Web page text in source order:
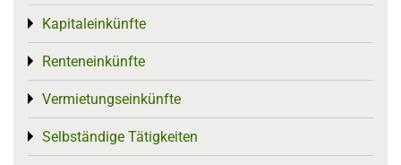
Kapitaleinkünfte
Toggle menu
Renteneinkünfte
Toggle menu
Vermietungseinkünfte
Toggle menu
Selbständige Tätigkeiten
Toggle menu